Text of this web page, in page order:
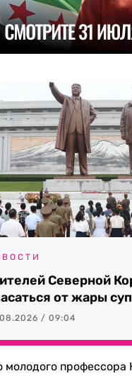
Северной
от жары
/ 09:04
молодого